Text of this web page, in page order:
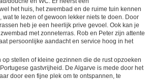
het huis, het zwembad en de ruime tuin kennen
wat te lezen of gewoon lekker niets te doen. Door
heb je een heerlijk prive gevoel. Ook kan je
met zonneterras. Rob en Peter zijn attente
persoonlijke aandacht en service hoog in het
op stellen of kleine gezinnen die de rust opzoeken
gastvrijheid. De Algarve is mede door het
door een fijne plek om te ontspannen, te